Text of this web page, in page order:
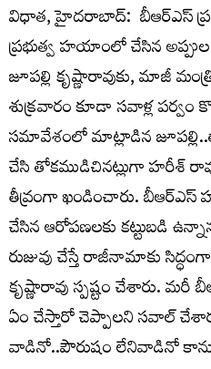
విధాత, హైదరాబాద్: బీఆర్ఎస్
ప్రభుత్వ హయాంలో చేసిన
జూపల్లి కృష్ణారావుకు, మాజీ
శుక్రవారం కూడా సవాళ్ల
సమావేశంలో మాట్లాడిన
చేసి తోకముడిచినట్లుగా హరీశ్
తీవ్రంగా ఖండించారు.
చేసిన ఆరోపణలకు కట్టుబడి
రుజువు చేస్తే రాజీనామాకు
కృష్ణారావు స్పష్టం చేశారు.
ఏం చేస్తారో చెప్పాలని సవాల్
వాడినో..పౌరుషం లేనివాడినో కాను